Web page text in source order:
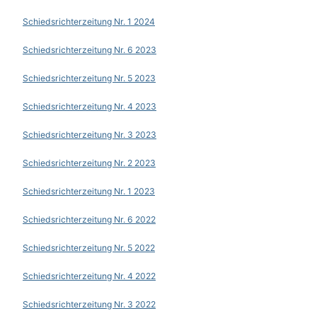
Schiedsrichterzeitung Nr. 1 2024
Schiedsrichterzeitung Nr. 6 2023
Schiedsrichterzeitung Nr. 5 2023
Schiedsrichterzeitung Nr. 4 2023
Schiedsrichterzeitung Nr. 3 2023
Schiedsrichterzeitung Nr. 2 2023
Schiedsrichterzeitung Nr. 1 2023
Schiedsrichterzeitung Nr. 6 2022
Schiedsrichterzeitung Nr. 5 2022
Schiedsrichterzeitung Nr. 4 2022
Schiedsrichterzeitung Nr. 3 2022